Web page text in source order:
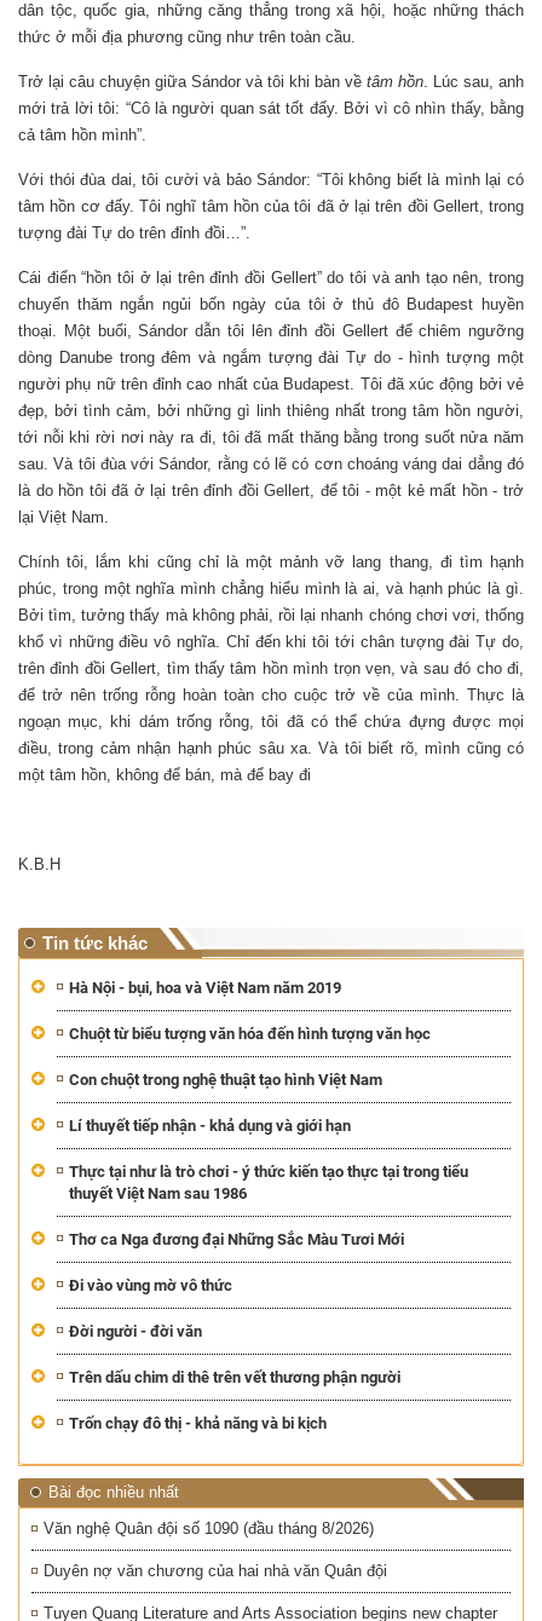
dân tộc, quốc gia, những căng thẳng trong xã hội, hoặc những thách
thức ở mỗi địa phương cũng như trên toàn cầu.
Trở lại câu chuyện giữa Sándor và tôi khi bàn về tâm hồn. Lúc sau, anh
mới trả lời tôi: “Cô là người quan sát tốt đấy. Bởi vì cô nhìn thấy, bằng
cả tâm hồn mình”.
Với thói đùa dai, tôi cười và bảo Sándor: “Tôi không biết là mình lại có
tâm hồn cơ đấy. Tôi nghĩ tâm hồn của tôi đã ở lại trên đồi Gellert, trong
tượng đài Tự do trên đỉnh đồi…”.
Cái điển “hồn tôi ở lại trên đỉnh đồi Gellert” do tôi và anh tạo nên, trong
chuyến thăm ngắn ngủi bốn ngày của tôi ở thủ đô Budapest huyền
thoại. Một buổi, Sándor dẫn tôi lên đỉnh đồi Gellert để chiêm ngưỡng
dòng Danube trong đêm và ngắm tượng đài Tự do - hình tượng một
người phụ nữ trên đỉnh cao nhất của Budapest. Tôi đã xúc động bởi vẻ
đẹp, bởi tình cảm, bởi những gì linh thiêng nhất trong tâm hồn người,
tới nỗi khi rời nơi này ra đi, tôi đã mất thăng bằng trong suốt nửa năm
sau. Và tôi đùa với Sándor, rằng có lẽ có cơn choáng váng dai dẳng đó
là do hồn tôi đã ở lại trên đỉnh đồi Gellert, để tôi - một kẻ mất hồn - trở
lại Việt Nam.
Chính tôi, lắm khi cũng chỉ là một mảnh vỡ lang thang, đi tìm hạnh
phúc, trong một nghĩa mình chẳng hiểu mình là ai, và hạnh phúc là gì.
Bởi tìm, tưởng thấy mà không phải, rồi lại nhanh chóng chơi vơi, thống
khổ vì những điều vô nghĩa. Chỉ đến khi tôi tới chân tượng đài Tự do,
trên đỉnh đồi Gellert, tìm thấy tâm hồn mình trọn vẹn, và sau đó cho đi,
để trở nên trống rỗng hoàn toàn cho cuộc trở về của mình. Thực là
ngoạn mục, khi dám trống rỗng, tôi đã có thể chứa đựng được mọi
điều, trong cảm nhận hạnh phúc sâu xa. Và tôi biết rõ, mình cũng có
một tâm hồn, không để bán, mà để bay đi
K.B.H
Tin tức khác
Hà Nội - bụi, hoa và Việt Nam năm 2019
Chuột từ biểu tượng văn hóa đến hình tượng văn học
Con chuột trong nghệ thuật tạo hình Việt Nam
Lí thuyết tiếp nhận - khả dụng và giới hạn
Thực tại như là trò chơi - ý thức kiến tạo thực tại trong tiểu
thuyết Việt Nam sau 1986
Thơ ca Nga đương đại Những Sắc Màu Tươi Mới
Đi vào vùng mờ vô thức
Đời người - đời văn
Trên dấu chim di thê trên vết thương phận người
Trốn chạy đô thị - khả năng và bi kịch
Bài đọc nhiều nhất
Văn nghệ Quân đội số 1090 (đầu tháng 8/2026)
Duyên nợ văn chương của hai nhà văn Quân đội
Tuyen Quang Literature and Arts Association begins new chapter